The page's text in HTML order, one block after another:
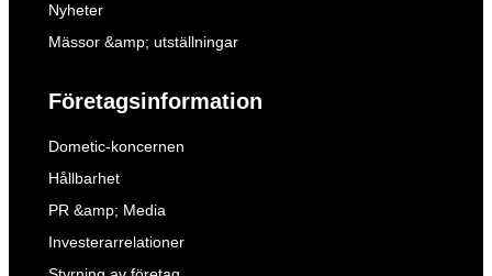
Nyheter
Mässor &amp; utställningar
Företagsinformation
Dometic-koncernen
Hållbarhet
PR &amp; Media
Investerarrelationer